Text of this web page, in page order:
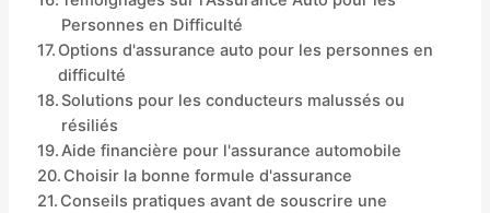
Personnes en Difficulté
Options d'assurance auto pour les personnes en
difficulté
Solutions pour les conducteurs malussés ou
résiliés
Aide financière pour l'assurance automobile
Choisir la bonne formule d'assurance
Conseils pratiques avant de souscrire une